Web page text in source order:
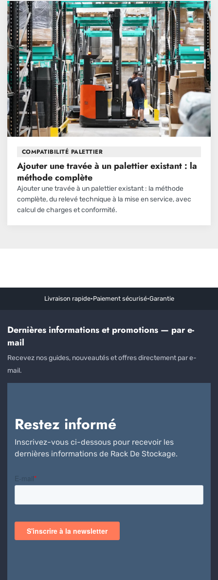
COMPATIBILITÉ PALETTIER
Ajouter une travée à un palettier existant : la
méthode complète
Ajouter une travée à un palettier existant : la méthode
complète, du relevé technique à la mise en service, avec
calcul de charges et conformité.
Livraison rapide•Paiement sécurisé•Garantie
Dernières informations et promotions — par e-
mail
Recevez nos guides, nouveautés et offres directement par e-
mail.
Restez informé
Inscrivez-vous ci-dessous pour recevoir les
dernières informations de Rack De Stockage.